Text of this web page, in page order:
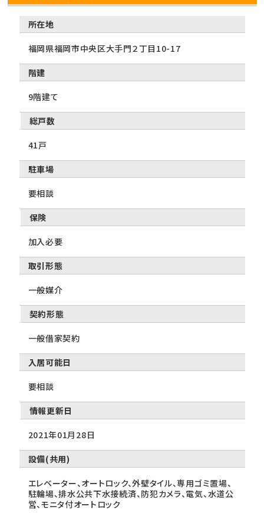
所在地
福岡県福岡市中央区大手門２丁目10-17
階建
9階建て
総戸数
41戸
駐車場
要相談
保険
加入必要
取引形態
一般媒介
契約形態
一般借家契約
入居可能日
要相談
情報更新日
2021年01月28日
設備(共用)
エレベーター、オートロック、外壁タイル、専用ゴミ置場、
駐輪場、排水公共下水接続済、防犯カメラ、電気、水道公
営、モニタ付オートロック